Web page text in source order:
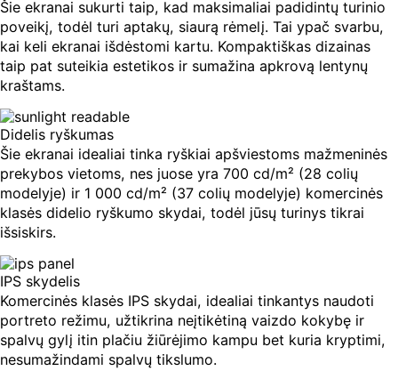
Šie ekranai sukurti taip, kad maksimaliai padidintų turinio
poveikį, todėl turi aptakų, siaurą rėmelį. Tai ypač svarbu,
kai keli ekranai išdėstomi kartu. Kompaktiškas dizainas
taip pat suteikia estetikos ir sumažina apkrovą lentynų
kraštams.
Didelis ryškumas
Šie ekranai idealiai tinka ryškiai apšviestoms mažmeninės
prekybos vietoms, nes juose yra 700 cd/m² (28 colių
modelyje) ir 1 000 cd/m² (37 colių modelyje) komercinės
klasės didelio ryškumo skydai, todėl jūsų turinys tikrai
išsiskirs.
IPS skydelis
Komercinės klasės IPS skydai, idealiai tinkantys naudoti
portreto režimu, užtikrina neįtikėtiną vaizdo kokybę ir
spalvų gylį itin plačiu žiūrėjimo kampu bet kuria kryptimi,
nesumažindami spalvų tikslumo.